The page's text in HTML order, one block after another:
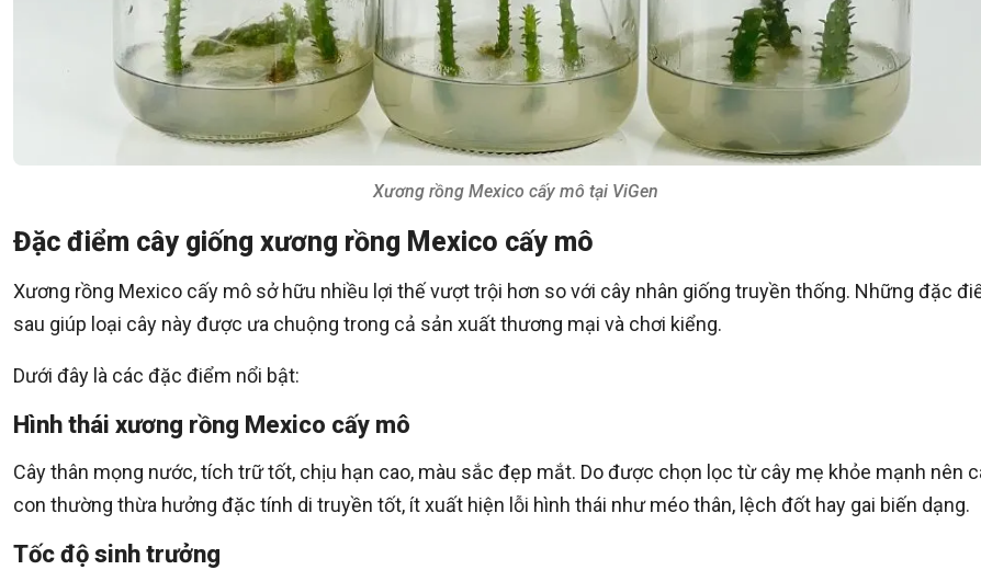
Xương rồng Mexico cấy mô tại ViGen
Đặc điểm cây giống xương rồng Mexico cấy mô
Xương rồng Mexico cấy mô sở hữu nhiều lợi thế vượt trội hơn so với cây nhân giống truyền thống. Những đặc
sau giúp loại cây này được ưa chuộng trong cả sản xuất thương mại và chơi kiểng.
Dưới đây là các đặc điểm nổi bật:
Hình thái xương rồng Mexico cấy mô
Cây thân mọng nước, tích trữ tốt, chịu hạn cao, màu sắc đẹp mắt. Do được chọn lọc từ cây mẹ khỏe mạnh nên
con thường thừa hưởng đặc tính di truyền tốt, ít xuất hiện lỗi hình thái như méo thân, lệch đốt hay gai biến dạng.
Tốc độ sinh trưởng